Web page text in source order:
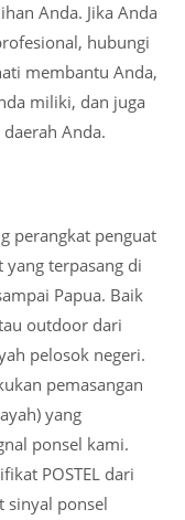
Anda. Jika Anda
hubungi
membantu Anda,
miliki, dan juga
Anda.
perangkat penguat
terpasang di
Papua. Baik
outdoor dari
pelosok negeri.
pemasangan
yang
ponsel kami.
POSTEL dari
sinyal ponsel